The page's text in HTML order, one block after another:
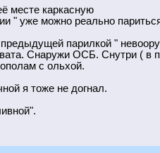
месте каркасную
" уже можно реально
парилкой "
Снаружи ОСБ. Снутри ( в
с ольхой.
я тоже не догнал.